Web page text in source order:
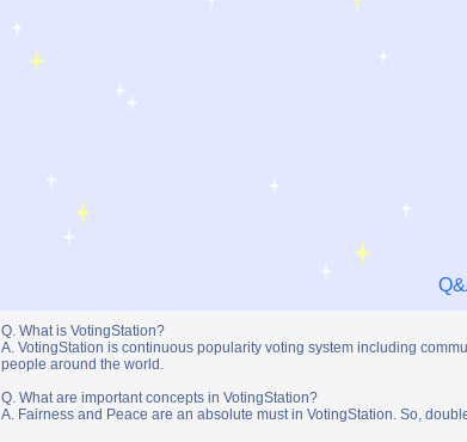
Q. What is VotingStation?
A. VotingStation is continuous popularity voting system including
people around the world.
Q. What are important concepts in VotingStation?
A. Fairness and Peace are an absolute must in VotingStation. So,